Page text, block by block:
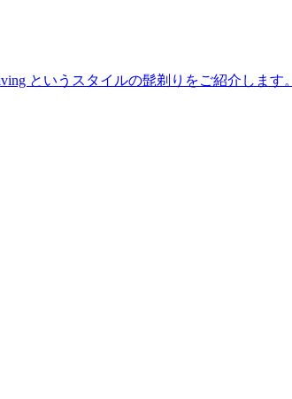
というスタイルの髭剃りをご紹介します。